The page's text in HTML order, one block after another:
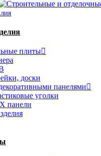
плиты
доски
панелями
уголки
панели